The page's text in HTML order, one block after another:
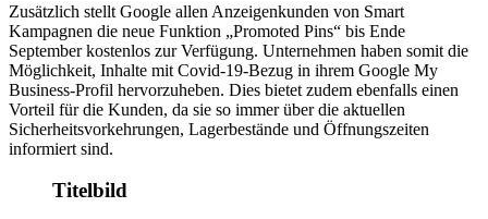
Zusätzlich stellt Google allen Anzeigenkunden von Smart
Kampagnen die neue Funktion „Promoted Pins“ bis Ende
September kostenlos zur Verfügung. Unternehmen haben somit die
Möglichkeit, Inhalte mit Covid-19-Bezug in ihrem Google My
Business-Profil hervorzuheben. Dies bietet zudem ebenfalls einen
Vorteil für die Kunden, da sie so immer über die aktuellen
Sicherheitsvorkehrungen, Lagerbestände und Öffnungszeiten
informiert sind.
Titelbild